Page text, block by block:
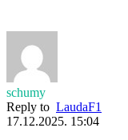
schumy
Reply to LaudaF1
17.12.2025. 15:04